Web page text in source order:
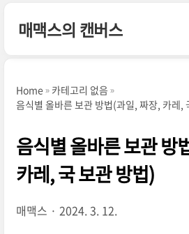
매맥스의 캔버스
Home
카테고리 없음
음식별 올바른 보관 방법(과일, 짜장, 카레,
음식별 올바른 보관 방
카레, 국 보관 방법)
매맥스 2024. 3. 12.